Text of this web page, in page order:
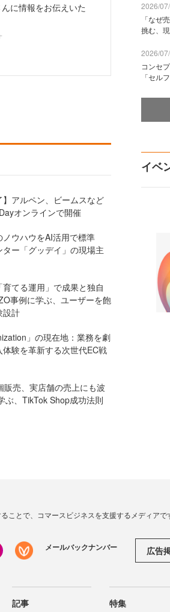
に情報をお伝えいた
】アルペン、ビームスなど
オンラインで開催
ウハウをAI活用で標準
ー「グッデイ」の現場主
育てる運用」で成果と独自
事例に学ぶ、ユーザーを飽
設計
」の現在地：業務を劇
体験を革新する次世代EC戦
販売、実店舗の売上にも波
ぶ、TikTok Shop成功法則
2026/
「なぜ
挑む、
2026/
コンセ
「セル
イベ
ことで、コマースビジネスを支援するメディアで
メールバックナンバー 広告
記事 特集